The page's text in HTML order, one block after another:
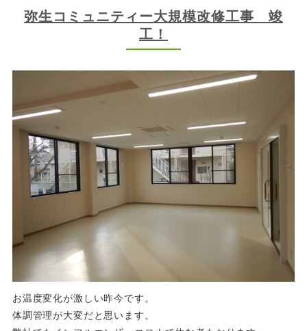
弥生コミュニティー大規模改修工事 竣
工！
お温度変化が激しい昨今です。
体調管理が大変だと思います。